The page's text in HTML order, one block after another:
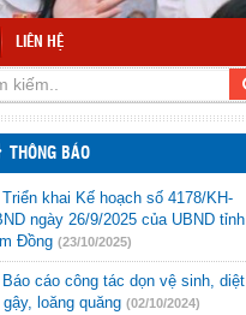
LIÊN HỆ
TIỂU HỌC VÕ THỊ SÁU
THÔNG BÁO
Triển khai Kế hoạch số 4178/KH-
ngày 26/9/2025 của UBND tỉnh
Đồng (23/10/2025)
Báo cáo công tác dọn vệ sinh, diệt
gậy, loăng quăng (02/10/2024)